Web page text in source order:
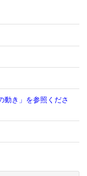
動き」を参照くださ